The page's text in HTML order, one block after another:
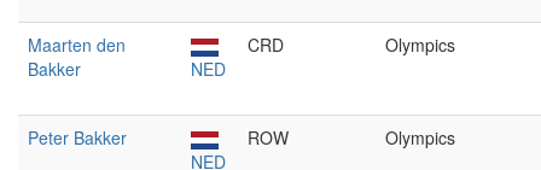
Maarten den
Bakker
NED
CRD Olympics
Peter Bakker
NED
ROW Olympics